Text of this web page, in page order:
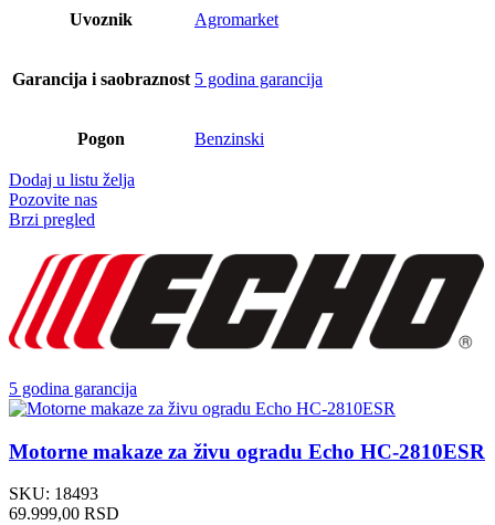
Uvoznik Agromarket
Garancija i saobraznost 5 godina garancija
Pogon Benzinski
Dodaj u listu želja
Pozovite nas
Brzi pregled
5 godina garancija
Motorne makaze za živu ogradu Echo HC-2810ESR
SKU: 18493
69.999,00 RSD